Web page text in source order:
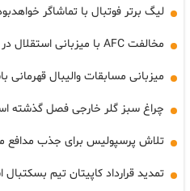
لیگ برتر فوتبال با تماشاگر
مخالفت AFC با میزبانی استقلال در عراق
میزبانی مسابقات والیبال
چراغ سبز گلر خارجی فصل گذشته
تلاش پرسپولیس برای جذب
تمدید قرارداد کاپیتان تیم بسکتبال